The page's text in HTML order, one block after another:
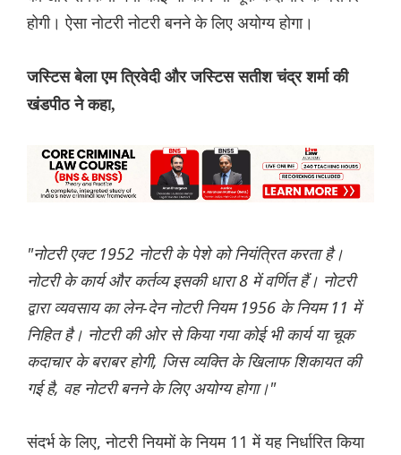
होगी। ऐसा नोटरी नोटरी बनने के लिए अयोग्य होगा।
जस्टिस बेला एम त्रिवेदी और जस्टिस सतीश चंद्र शर्मा की
खंडपीठ ने कहा,
"नोटरी एक्ट 1952 नोटरी के पेशे को नियंत्रित करता है।
नोटरी के कार्य और कर्तव्य इसकी धारा 8 में वर्णित हैं। नोटरी
द्वारा व्यवसाय का लेन-देन नोटरी नियम 1956 के नियम 11 में
निहित है। नोटरी की ओर से किया गया कोई भी कार्य या चूक
कदाचार के बराबर होगी, जिस व्यक्ति के खिलाफ शिकायत की
गई है, वह नोटरी बनने के लिए अयोग्य होगा।"
संदर्भ के लिए, नोटरी नियमों के नियम 11 में यह निर्धारित किया